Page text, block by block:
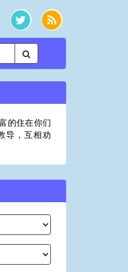
的住在你们
导，互相劝